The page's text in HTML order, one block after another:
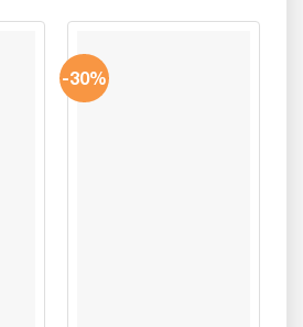
700.000 ₫.
-30%